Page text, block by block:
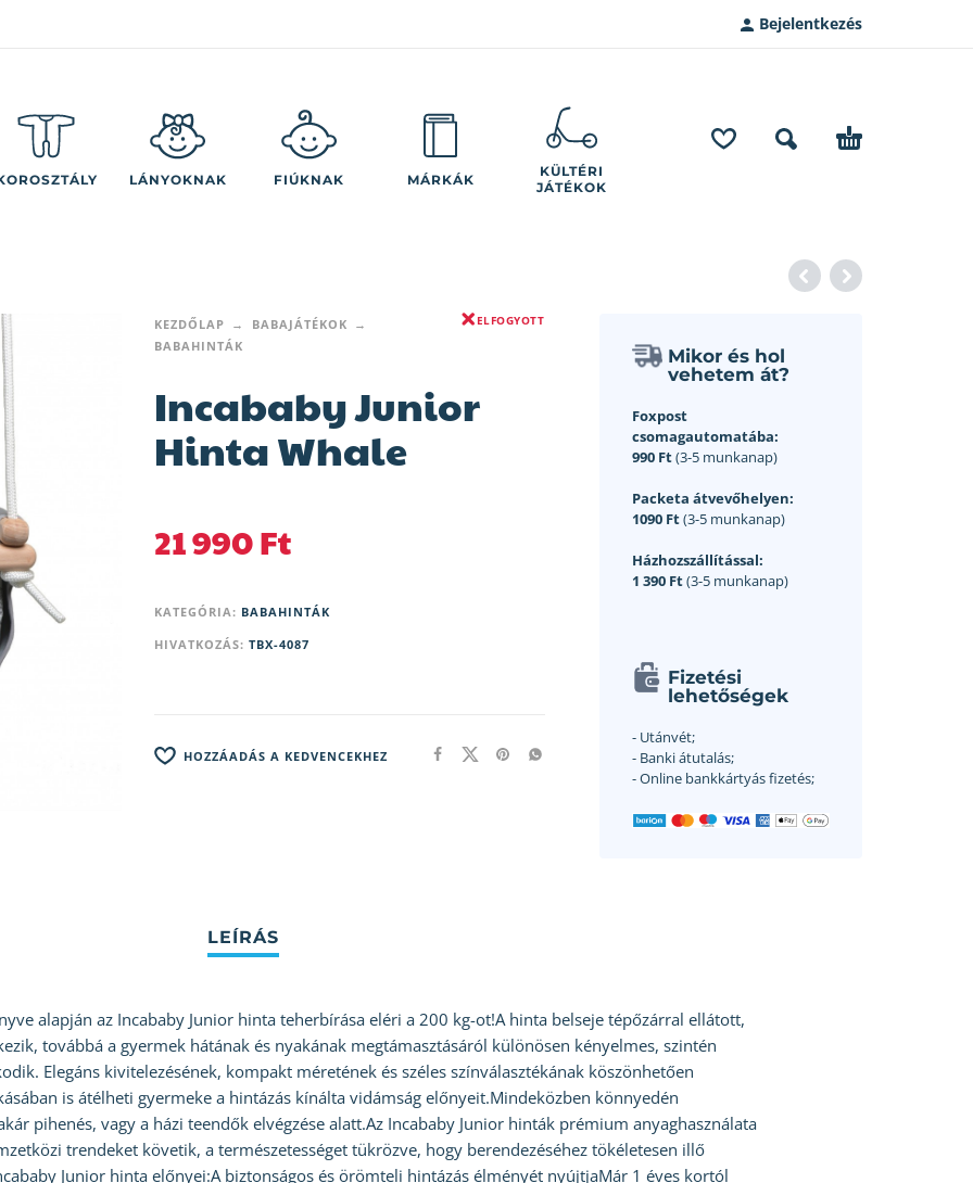
Bejelentkezés
LÁNYOKNAK FIÚKNAK MÁRKÁK
KÜLTÉRI
JÁTÉKOK
KEZDŐLAP
BABAJÁTÉKOK
BABAHINTÁK
ELFOGYOTT
Incababy Junior
Hinta Whale
21 990Ft
KATEGÓRIA: BABAHINTÁK
HIVATKOZÁS: TBX-4087
HOZZÁADÁS A KEDVENCEKHEZ
Mikor és hol
vehetem át?
Foxpost
csomagautomatába:
990 Ft(3-5 munkanap)
Packeta átvevőhelyen:
1090 Ft(3-5 munkanap)
Házhozszállítással:
1 390 Ft(3-5 munkanap)
Fizetési
lehetőségek
- Utánvét;
- Banki átutalás;
- Online bankkártyás fizetés;
alapján az Incababy Junior hinta teherbírása eléri a 200 kg-ot!A hinta belseje tépőzárral ellátott,
továbbá a gyermek hátának és nyakának megtámasztásáról különösen kényelmes, szintén
Elegáns kivitelezésének, kompakt méretének és széles színválasztékának köszönhetően
is átélheti gyermeke a hintázás kínálta vidámság előnyeit.Mindeközben könnyedén
pihenés, vagy a házi teendők elvégzése alatt.Az Incababy Junior hinták prémium anyaghasználata
trendeket követik, a természetességet tükrözve, hogy berendezéséhez tökéletesen illő
Junior hinta előnyei:A biztonságos és örömteli hintázás élményét nyújtjaMár 1 éves kortól